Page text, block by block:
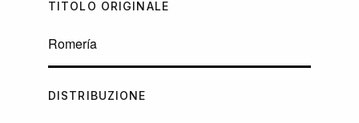
TITOLO ORIGINALE
Romería
DISTRIBUZIONE